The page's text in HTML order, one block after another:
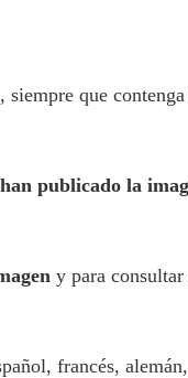
que
publicado la
y para consultar
francés,